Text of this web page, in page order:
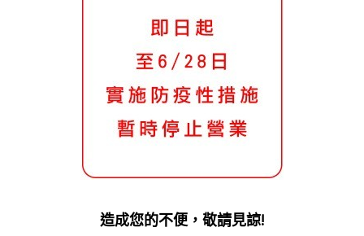
造成您的不便，敬請見諒!